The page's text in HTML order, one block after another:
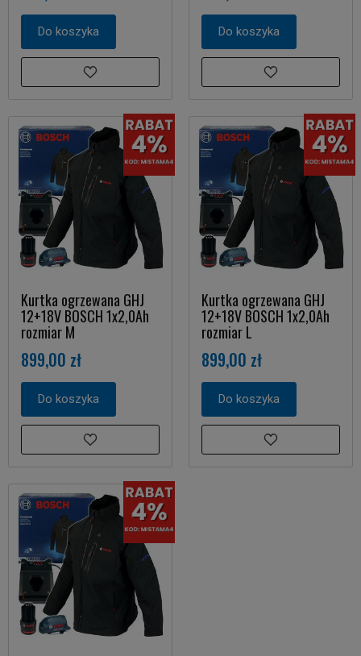
Do koszyka Do koszyka
Kurtka ogrzewana GHJ
12+18V BOSCH 1x2,0Ah
rozmiar M
899,00 zł
Do koszyka
Kurtka ogrzewana GHJ
12+18V BOSCH 1x2,0Ah
rozmiar L
899,00 zł
Do koszyka